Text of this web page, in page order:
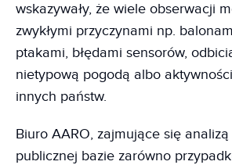
wskazywały, że wiele obserwacji
zwykłymi przyczynami np.
ptakami, błędami sensorów,
nietypową pogodą albo
innych państw.
Biuro AARO, zajmujące się
publicznej bazie zarówno